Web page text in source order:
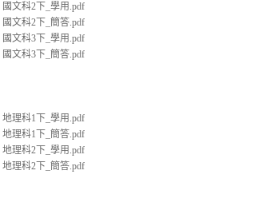
國文科2下_學用.pdf
國文科2下_簡答.pdf
國文科3下_學用.pdf
國文科3下_簡答.pdf
地理科1下_學用.pdf
地理科1下_簡答.pdf
地理科2下_學用.pdf
地理科2下_簡答.pdf